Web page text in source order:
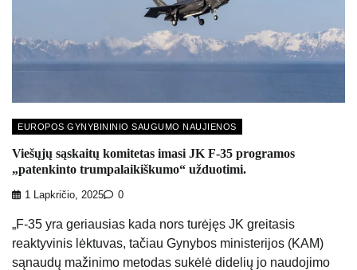
EUROPOS GYNYBININIO SAUGUMO NAUJIENOS
Viešųjų sąskaitų komitetas imasi JK F-35 programos
„patenkinto trumpalaikiškumo“ užduotimi.
1 Lapkričio, 2025 0
„F-35 yra geriausias kada nors turėjęs JK greitasis
reaktyvinis lėktuvas, tačiau Gynybos ministerijos (KAM)
sąnaudų mažinimo metodas sukėlė didelių jo naudojimo